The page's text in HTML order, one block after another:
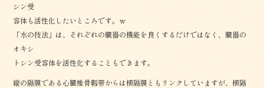
シン受
容体も活性化したいところです。ｗ
「水の技法」は、それぞれの臓器の機能を良くするだけではなく、臓器の
オキシ
トシン受容体を活性化することもできます。
縦の隔膜である心臓椎骨靱帯からは横隔膜ともリンクしていますが、横隔